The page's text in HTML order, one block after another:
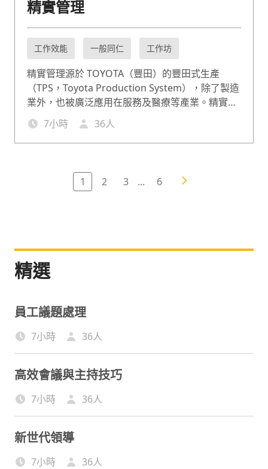
精實管理
工作效能 一般同仁 工作坊
精實管理源於 TOYOTA（豐田）的豐田式生產
（TPS，Toyota Production System），除了製造
業外，也被廣泛應用在服務及醫療等產業。精實管
理課程可在提高品質、降低成本與加快流程速度等
面向上為企業帶來正面影響。除了實現以最少資源
得到最大成效的目標，也能提升客戶滿意度。
7小時 36人
1 2 3 ... 6
精選
員工議題處理
7小時 36人
高效會議與主持技巧
7小時 36人
新世代領導
7小時 36人